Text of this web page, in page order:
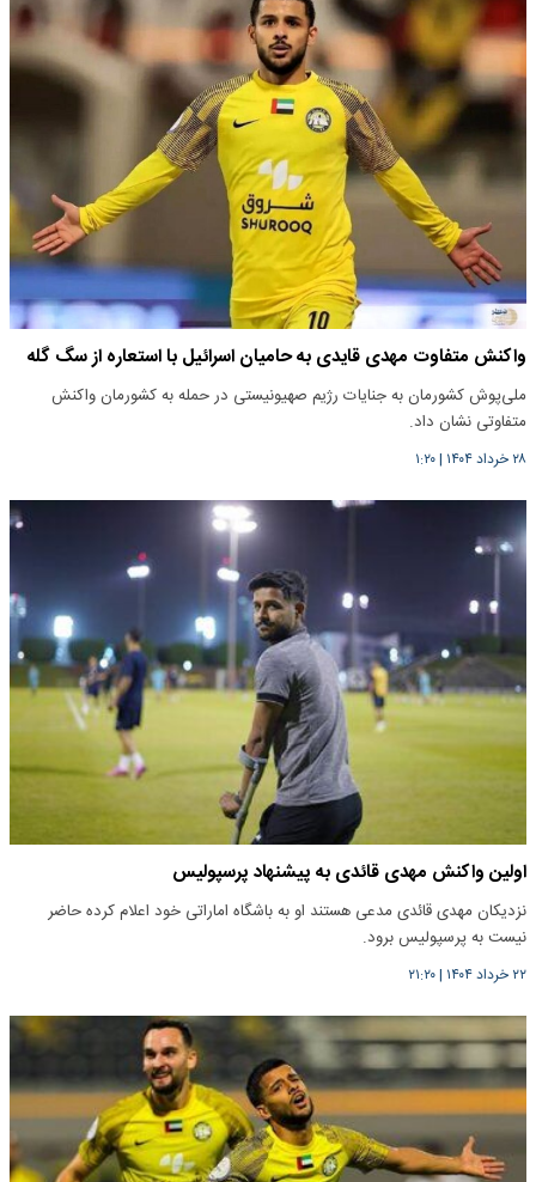
واکنش متفاوت مهدی قایدی به حامیان اسرائیل با استعاره از سگ گله
ملی‌پوش کشورمان به جنایات رژیم صهیونیستی در حمله به کشورمان واکنش
متفاوتی نشان داد.
۲۸ خرداد ۱۴۰۴ |۱:۲۰
اولین واکنش مهدی قائدی به پیشنهاد پرسپولیس
نزدیکان مهدی قائدی مدعی هستند او به باشگاه اماراتی خود اعلام کرده حاضر
نیست به پرسپولیس برود.
۲۲ خرداد ۱۴۰۴ |۲۱:۲۰